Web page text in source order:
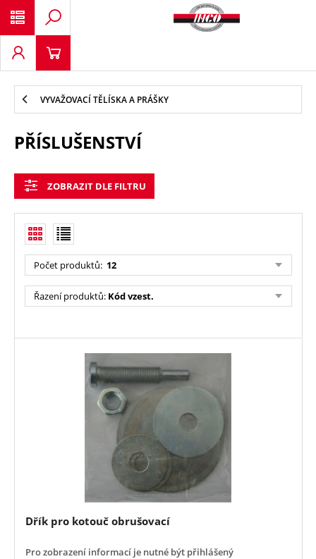
VYVAŽOVACÍ TĚLÍSKA A PRÁŠKY
PŘÍSLUŠENSTVÍ
ZOBRAZIT DLE FILTRU
Počet produktů: 12
Řazení produktů: Kód vzest.
Dřík pro kotouč obrušovací
Pro zobrazení informací je nutné být přihlášený